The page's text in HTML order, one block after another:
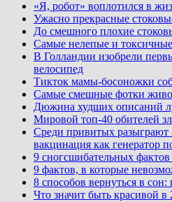
«Я, робот» воплотился в
Ужасно прекрасные
До смешного плохие
Самые нелепые и
В Голландии изобрели
велосипед
Тикток мамы-босоножки
Самые смешные фотки
Дюжина худших описаний
Мировой топ-40 обителей
Среди привитых разыграют
вакцинация как генератор
9 сногсшибательных фактов
9 фактов, в которые
8 способов вернуться в сон:
Что значит быть красивой в